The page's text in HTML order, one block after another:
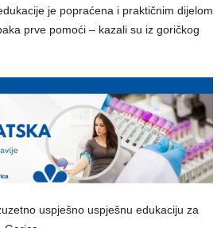
je popraćena i praktičnim dijelom
prve pomoći – kazali su iz goričkog
uspješno uspješnu edukaciju za